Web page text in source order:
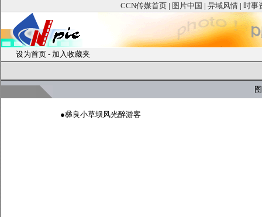
CCN传媒首页 | 图片中国 | 异域风情 | 时事
设为首页 - 加入收藏夹
图
●彝良小草坝风光醉游客